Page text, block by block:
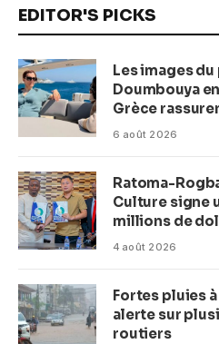
EDITOR'S PICKS
Les images
Doumbouya
Grèce
(Macka Baldé)
6 août 2026
Ratoma-
Culture signe
millions de
plage en
4 août 2026
Fortes pluies à
alerte sur
routiers